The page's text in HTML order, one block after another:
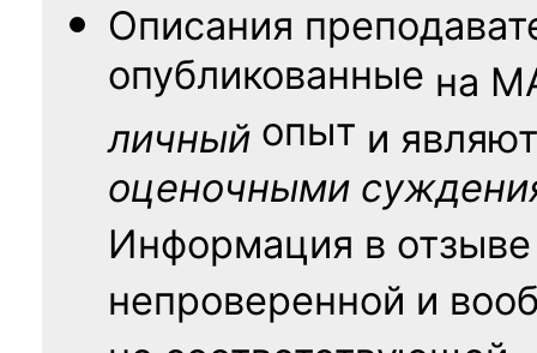
Описания
опубликованные на
личный опыт и
оценочными
Информация в
непроверенной и